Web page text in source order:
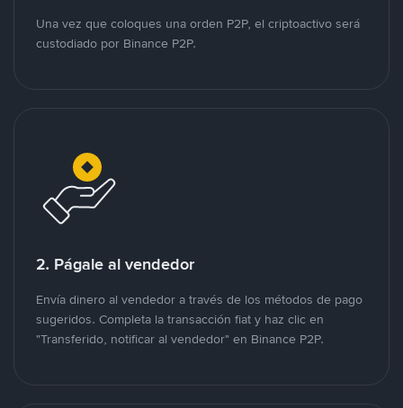
Una vez que coloques una orden P2P, el criptoactivo será
custodiado por Binance P2P.
2. Págale al vendedor
Envía dinero al vendedor a través de los métodos de pago
sugeridos. Completa la transacción fiat y haz clic en
"Transferido, notificar al vendedor" en Binance P2P.